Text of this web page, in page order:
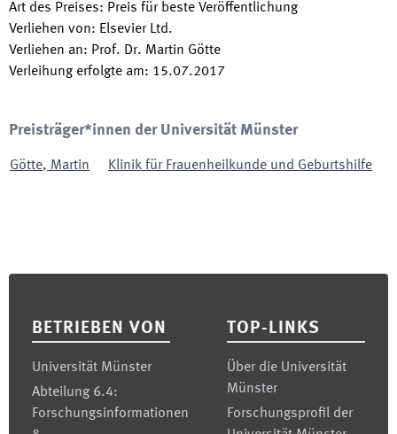
Art des Preises: Preis für beste Veröffentlichung
Verliehen von: Elsevier Ltd.
Verliehen an: Prof. Dr. Martin Götte
Verleihung erfolgte am: 15.07.2017
Preisträger*innen der Universität Münster
Götte, Martin Klinik für Frauenheilkunde und Geburtshilfe
BETRIEBEN VON
Universität Münster
Abteilung 6.4:
Forschungsinformationen
TOP-LINKS
Über die Universität
Münster
Forschungsprofil der